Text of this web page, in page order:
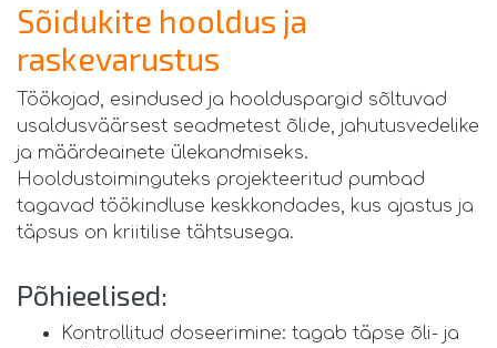
Sõidukite hooldus ja
raskevarustus
Töökojad, esindused ja hoolduspargid sõltuvad
usaldusväärsest seadmetest õlide, jahutusvedelike
ja määrdeainete ülekandmiseks.
Hooldustoiminguteks projekteeritud pumbad
tagavad töökindluse keskkondades, kus ajastus ja
täpsus on kriitilise tähtsusega.
Põhieelised:
Kontrollitud doseerimine: tagab täpse õli- ja